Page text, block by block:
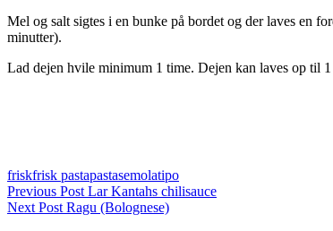
Mel og salt sigtes i en bunke på bordet og der laves en
minutter).
Lad dejen hvile minimum 1 time. Dejen kan laves op til
friskfrisk pastapastasemolatipo
Indlægsnavigation
Previous Post Lar Kantahs chilisauce
Next Post Ragu (Bolognese)